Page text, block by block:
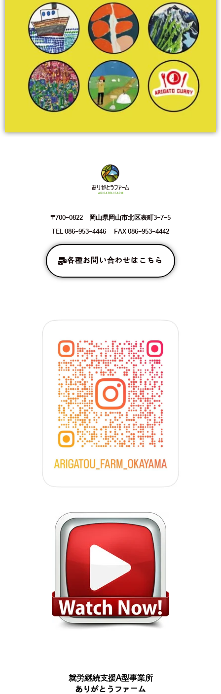
〒700-0822 岡山県岡山市北区表町3-7-5
TEL 086-953-4446 FAX 086-953-4442
各種お問い合わせはこちら
就労継続支援A型事業所
ありがとうファーム